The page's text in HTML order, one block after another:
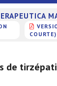
COURTE)
de